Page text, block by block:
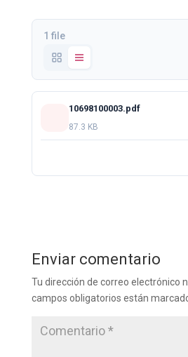
1 file
10698100003.pdf
87.3 KB
Enviar comentario
Tu dirección de correo electrónico
campos obligatorios están